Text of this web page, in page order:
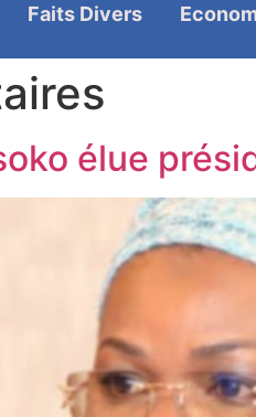
Faits Divers
élue